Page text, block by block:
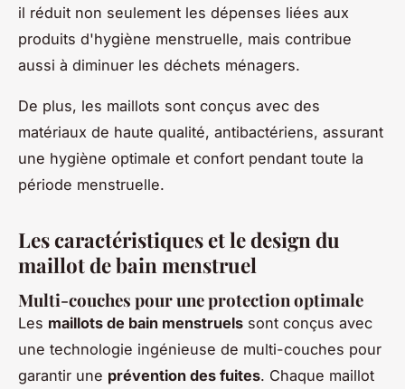
il réduit non seulement les dépenses liées aux
produits d'hygiène menstruelle, mais contribue
aussi à diminuer les déchets ménagers.
De plus, les maillots sont conçus avec des
matériaux de haute qualité, antibactériens, assurant
une hygiène optimale et confort pendant toute la
période menstruelle.
Les caractéristiques et le design du
maillot de bain menstruel
Multi-couches pour une protection optimale
Les maillots de bain menstruels sont conçus avec
une technologie ingénieuse de multi-couches pour
garantir une prévention des fuites. Chaque maillot